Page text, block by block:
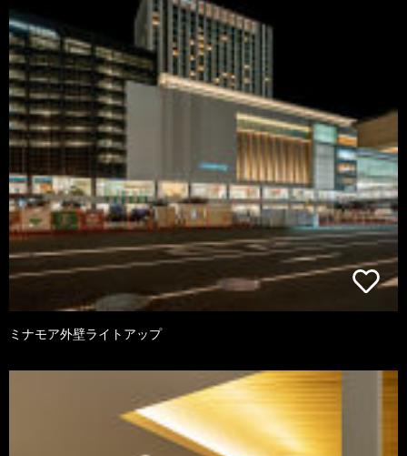
ミナモア外壁ライトアップ